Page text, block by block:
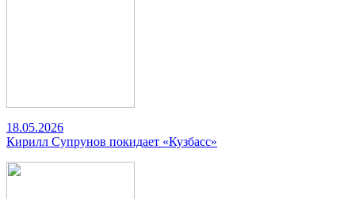
18.05.2026
Кирилл Супрунов покидает «Кузбасс»